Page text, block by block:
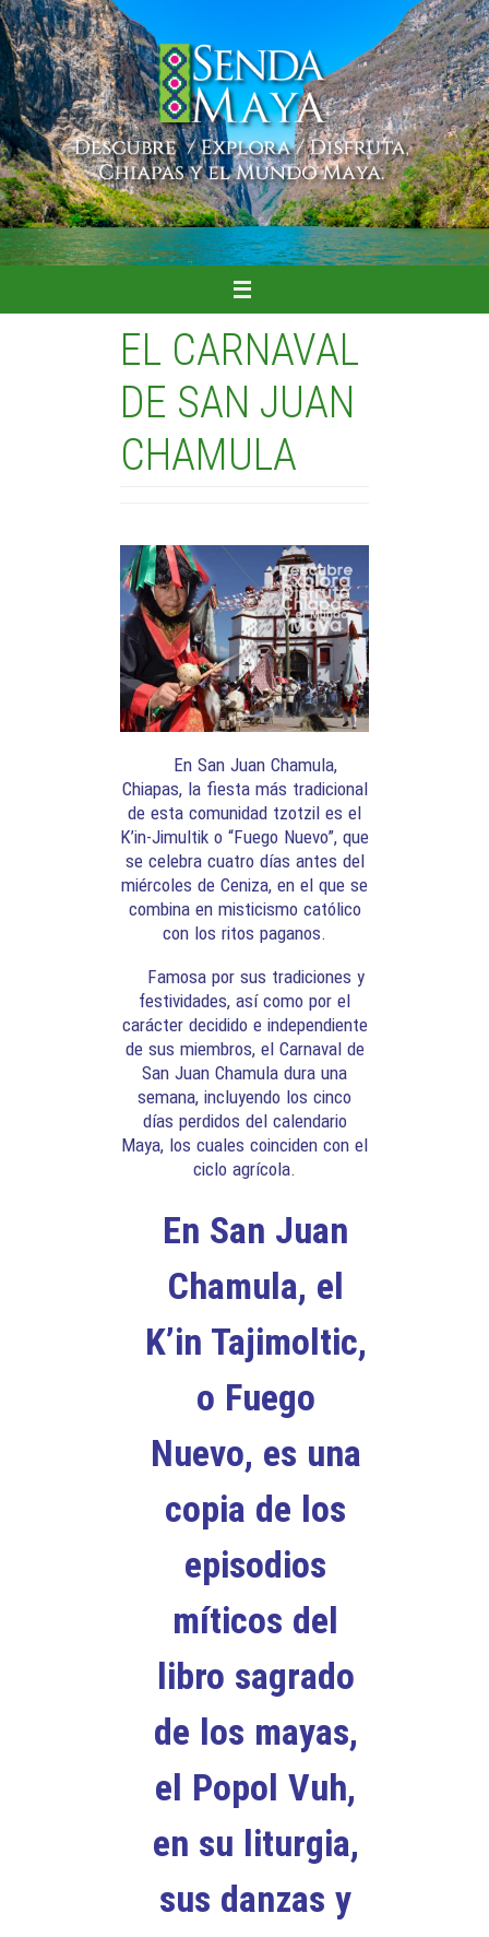
Ir
al
contenido
EL CARNAVAL
DE SAN JUAN
CHAMULA
En San Juan Chamula,
Chiapas, la fiesta más tradicional
de esta comunidad tzotzil es el
K’in-Jimultik o “Fuego Nuevo”, que
se celebra cuatro días antes del
miércoles de Ceniza, en el que se
combina en misticismo católico
con los ritos paganos.
Famosa por sus tradiciones y
festividades, así como por el
carácter decidido e independiente
de sus miembros, el Carnaval de
San Juan Chamula dura una
semana, incluyendo los cinco
días perdidos del calendario
Maya, los cuales coinciden con el
ciclo agrícola.
En San Juan
Chamula, el
K’in Tajimoltic,
o Fuego
Nuevo, es una
copia de los
episodios
míticos del
libro sagrado
de los mayas,
el Popol Vuh,
en su liturgia,
sus danzas y